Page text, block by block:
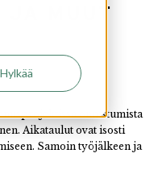
Hylkää
JA MUUT
onnistumista
Aikataulut ovat isosti
Samoin työjälkeen ja